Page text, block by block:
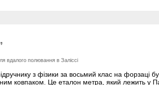
вдалого полювання в Заліссі
з фізики за восьмий клас на форзаці
ковпаком. Це еталон метра, який лежить у